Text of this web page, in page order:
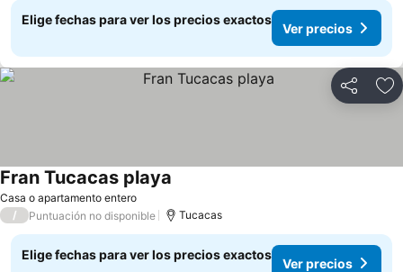
Elige fechas para ver los precios exactos
Ver precios
Compartir
Casa o apartamento entero
Fran Tucacas playa
/ Puntuación no disponible Tucacas
Elige fechas para ver los precios exactos
Ver precios